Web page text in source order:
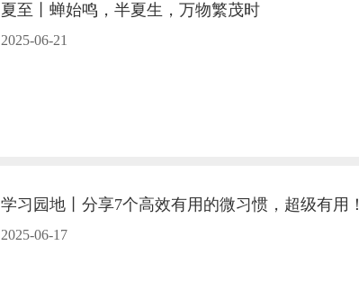
夏至丨蝉始鸣，半夏生，万物繁茂时
2025-06-21
学习园地丨分享7个高效有用的微习惯，超级有用！
2025-06-17